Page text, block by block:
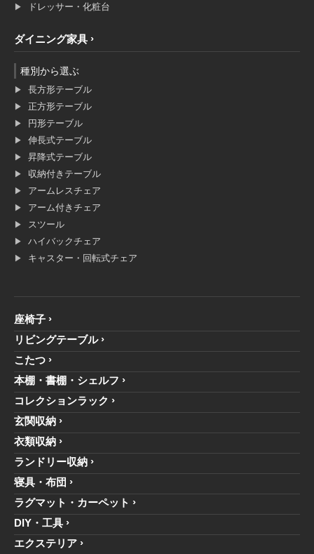
ドレッサー・化粧台
ダイニング家具
種別から選ぶ
長方形テーブル
正方形テーブル
円形テーブル
伸長式テーブル
昇降式テーブル
収納付きテーブル
アームレスチェア
アーム付きチェア
スツール
ハイバックチェア
キャスター・回転式チェア
座椅子
リビングテーブル
こたつ
本棚・書棚・シェルフ
コレクションラック
玄関収納
衣類収納
ランドリー収納
寝具・布団
ラグマット・カーペット
DIY・工具
エクステリア